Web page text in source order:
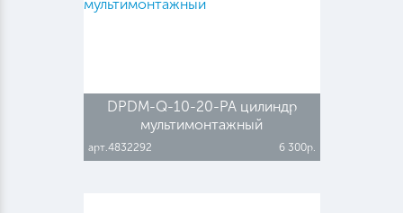
DPDM-Q-10-20-PA цилиндр
мультимонтажный
арт.4832292 6 300р.